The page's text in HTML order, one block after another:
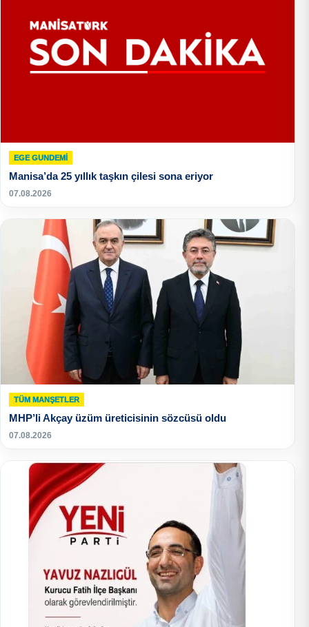
EGE GUNDEMİ
Manisa’da 25 yıllık taşkın çilesi sona eriyor
07.08.2026
TÜM MANŞETLER
MHP’li Akçay üzüm üreticisinin sözcüsü oldu
07.08.2026